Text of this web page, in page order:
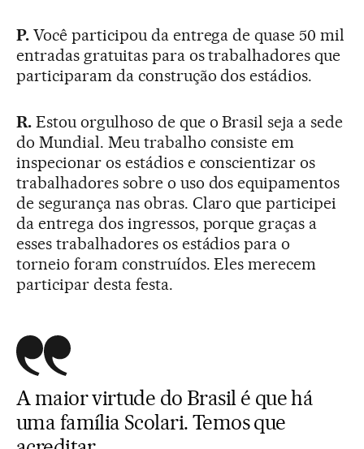
P.Você participou da entrega de quase 50 mil
entradas gratuitas para os trabalhadores que
participaram da construção dos estádios.
R.Estou orgulhoso de que o Brasil seja a sede
do Mundial. Meu trabalho consiste em
inspecionar os estádios e conscientizar os
trabalhadores sobre o uso dos equipamentos
de segurança nas obras. Claro que participei
da entrega dos ingressos, porque graças a
esses trabalhadores os estádios para o
torneio foram construídos. Eles merecem
participar desta festa.
A maior virtude do Brasil é que há
uma família Scolari. Temos que